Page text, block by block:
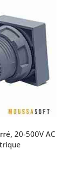
20-500V AC